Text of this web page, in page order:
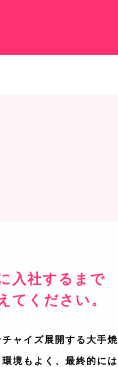
入社するまで
てください。
ャイズ展開する大手焼
境もよく、最終的には